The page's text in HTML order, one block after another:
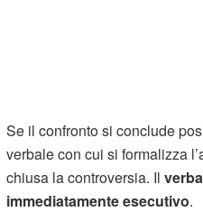
Se il confronto si conclude
verbale con cui si formalizza
chiusa la controversia. Il
immediatamente esecutivo.